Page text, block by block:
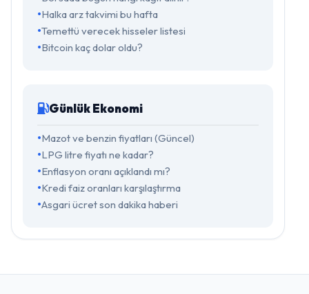
Halka arz takvimi bu hafta
Temettü verecek hisseler listesi
Bitcoin kaç dolar oldu?
Günlük Ekonomi
Mazot ve benzin fiyatları (Güncel)
LPG litre fiyatı ne kadar?
Enflasyon oranı açıklandı mı?
Kredi faiz oranları karşılaştırma
Asgari ücret son dakika haberi